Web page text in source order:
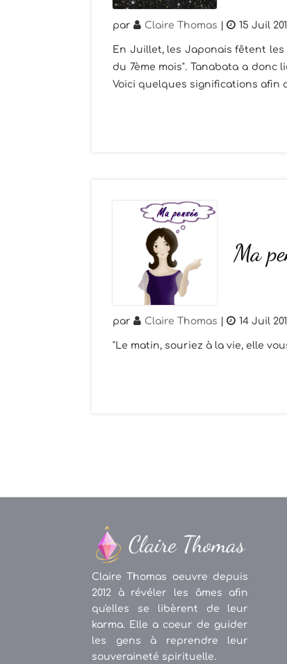
par Claire Thomas 15 Juil
En Juillet, les Japonais fêtent
du 7ème mois". Tanabata a
Voici quelques significations afin
Ma
par Claire Thomas 14 Juil
"Le matin, souriez à la vie, elle
Claire Thomas oeuvre depuis
2012 à révéler les âmes afin
qu'elles se libèrent de leur
karma. Elle a coeur de guider
les gens à reprendre leur
souveraineté spirituelle.